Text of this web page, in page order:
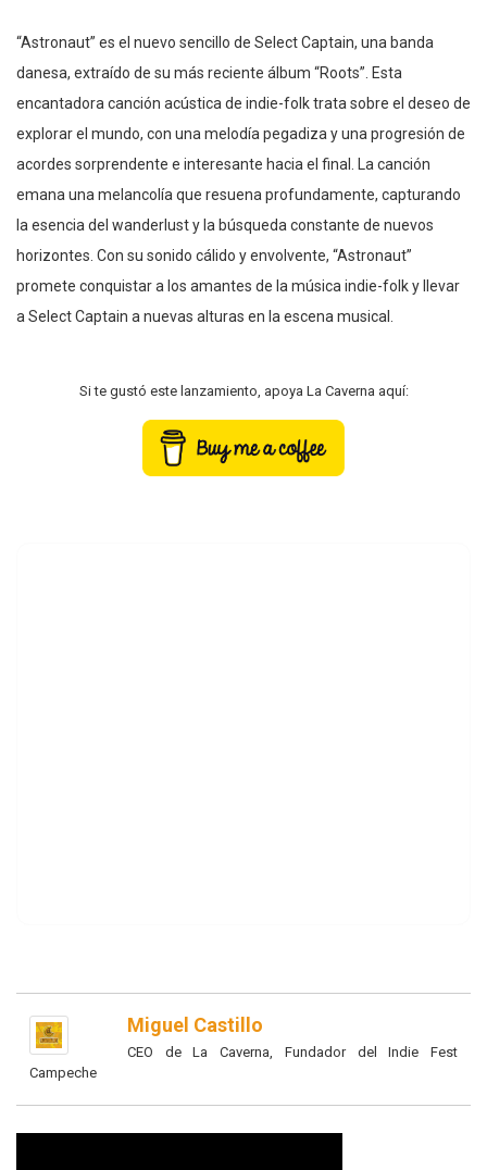
“Astronaut” es el nuevo sencillo de Select Captain, una banda
danesa, extraído de su más reciente álbum “Roots”. Esta
encantadora canción acústica de indie-folk trata sobre el deseo de
explorar el mundo, con una melodía pegadiza y una progresión de
acordes sorprendente e interesante hacia el final. La canción
emana una melancolía que resuena profundamente, capturando
la esencia del wanderlust y la búsqueda constante de nuevos
horizontes. Con su sonido cálido y envolvente, “Astronaut”
promete conquistar a los amantes de la música indie-folk y llevar
a Select Captain a nuevas alturas en la escena musical.
Si te gustó este lanzamiento, apoya La Caverna aquí:
Miguel Castillo
CEO de La Caverna, Fundador del Indie Fest
Campeche